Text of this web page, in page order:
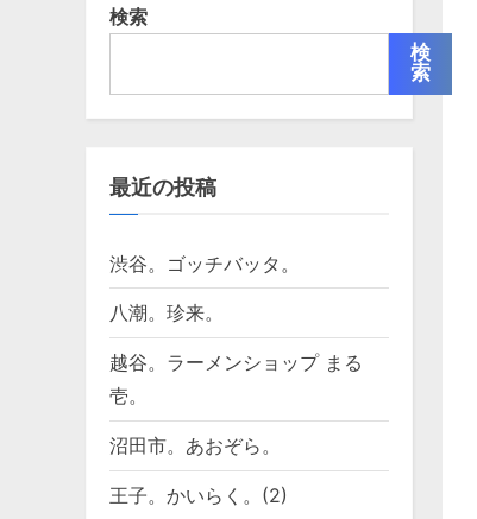
検索
検
索
最近の投稿
渋谷。ゴッチバッタ。
八潮。珍来。
越谷。ラーメンショップ まる
壱。
沼田市。あおぞら。
王子。かいらく。(2)